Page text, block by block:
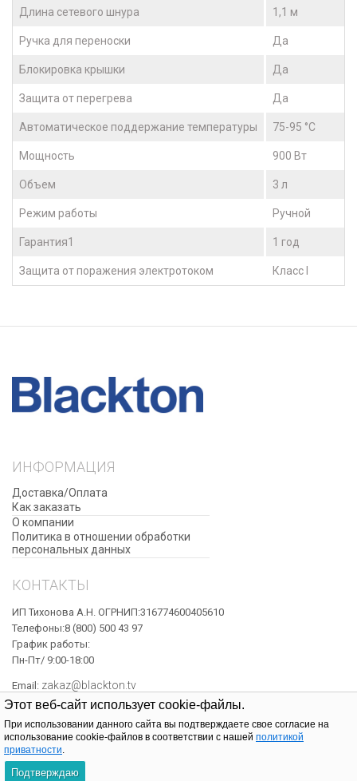
Этот веб-сайт использует cookie-файлы.
При использовании данного сайта вы подтверждаете свое согласие на
использование cookie-файлов в соответствии с нашей политикой
приватности.
Подтверждаю
Длина сетевого шнура 1,1 м
Ручка для переноски Да
Блокировка крышки Да
Защита от перегрева Да
Автоматическое поддержание температуры 75-95 °С
Мощность 900 Вт
Объем 3 л
Режим работы Ручной
Гарантия1 1 год
Защита от поражения электротоком Класс I
ИНФОРМАЦИЯ
Доставка/Оплата
Как заказать
О компании
Политика в отношении обработки
персональных данных
КОНТАКТЫ
ИП Тихонова А.Н. ОГРНИП:316774600405610
Телефоны:8 (800) 500 43 97
График работы:
Пн-Пт/ 9:00-18:00
Email: zakaz@blackton.tv
© Официальный интернет-магазин Blackton, 2022